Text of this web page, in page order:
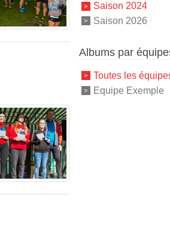
Saison 2024
Saison 2026
Albums par
Toutes les
Equipe Exemple